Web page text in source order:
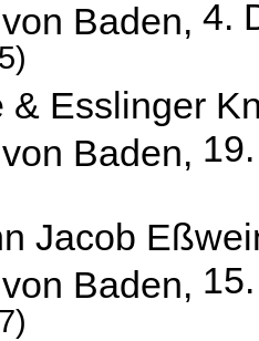
Baden, 4.
& Esslinger
Baden,
Jacob
Baden,